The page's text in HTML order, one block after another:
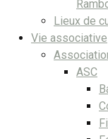
Lieux de
Vie associative
ASC